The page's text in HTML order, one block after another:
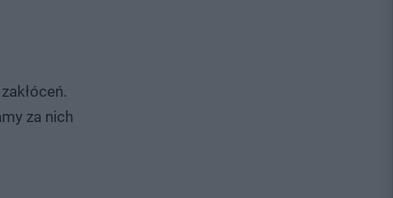
za nich